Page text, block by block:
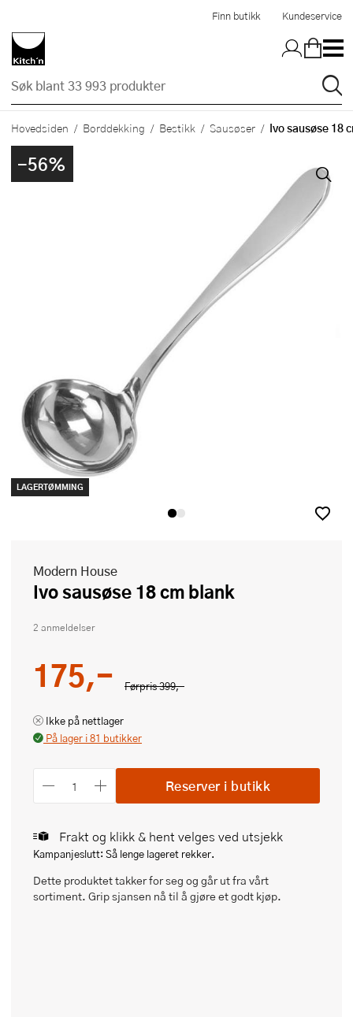
Finn butikk Kundeservice
Hovedsiden Borddekking Bestikk Sausøser Ivo sausøse 18
-56%
LAGERTØMMING
Modern House
Ivo sausøse 18 cm blank
2 anmeldelser
Førpris399,-
175,-
Ikke på nettlager
På lager i 81 butikker
Reserver i butikk
Frakt og klikk & hent velges ved utsjekk
Kampanjeslutt: Så lenge lageret rekker.
Dette produktet takker for seg og går ut fra vårt
sortiment. Grip sjansen nå til å gjøre et godt kjøp.